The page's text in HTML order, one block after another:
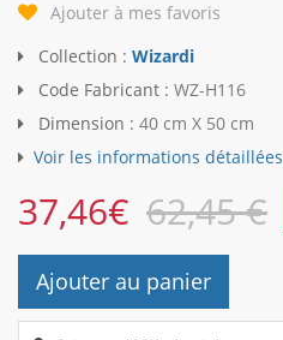
Ajouter à mes favoris
Collection : Wizardi
Code Fabricant : WZ-H116
Dimension : 40 cm X 50 cm
Voir les informations détaillées
37,46€ 62,45 €
Ajouter au panier